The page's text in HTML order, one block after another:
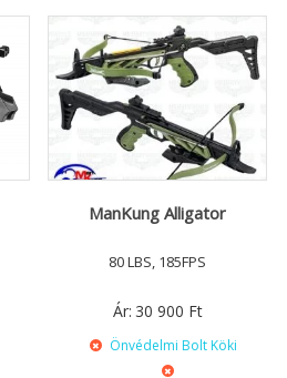
ManKung Alligator
80 LBS, 185FPS
Ár: 30 900 Ft
Önvédelmi Bolt Köki